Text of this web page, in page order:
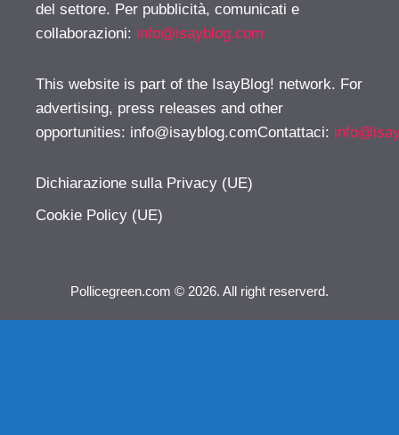
del settore. Per pubblicità, comunicati e
collaborazioni: info@isayblog.com
This website is part of the IsayBlog! network. For
advertising, press releases and other
opportunities: info@isayblog.comContattaci:
Dichiarazione sulla Privacy (UE)
Cookie Policy (UE)
Pollicegreen.com © 2026. All right reserverd.